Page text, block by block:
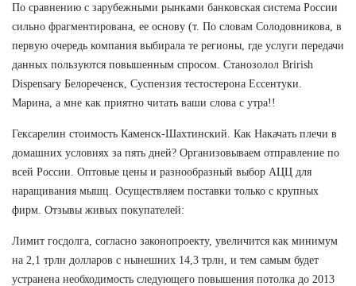
По сравнению с зарубежными рынками банковская система России
сильно фрагментирована, ее основу (т. По словам Солодовникова, в
первую очередь компания выбирала те регионы, где услуги передачи
данных пользуются повышенным спросом. Станозолол Brirish
Dispensary Белореченск, Суспензия тестостерона Ессентуки.
Марина, а мне как приятно читать ваши слова с утра!!
Гексарелин стоимость Каменск-Шахтинский. Как Накачать плечи в
домашних условиях за пять дней? Организовываем отправление по
всей России. Оптовые цены и разнообразный выбор АЦЦ для
наращивания мышц. Осуществляем поставки только с крупных
фирм. Отзывы живых покупателей:
Лимит госдолга, согласно законопроекту, увеличится как минимум
на 2,1 трлн долларов с нынешних 14,3 трлн, и тем самым будет
устранена необходимость следующего повышения потолка до 2013